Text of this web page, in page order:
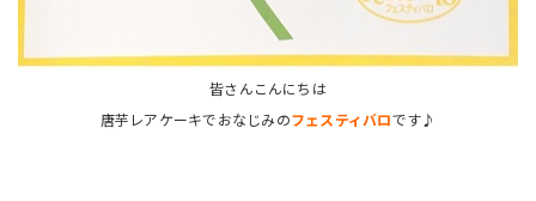
皆さんこんにちは
唐芋レアケーキでおなじみのフェスティバロです♪